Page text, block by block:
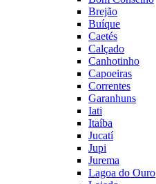
Brejão
Buíque
Caetés
Calçado
Canhotinho
Capoeiras
Correntes
Garanhuns
Iati
Itaíba
Jucatí
Jupi
Jurema
Lagoa do Ouro